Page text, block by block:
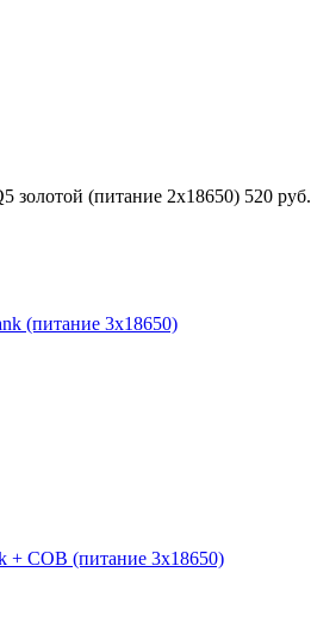
золотой (питание 2х18650) 520 руб.
(питание 3х18650)
COB (питание 3х18650)